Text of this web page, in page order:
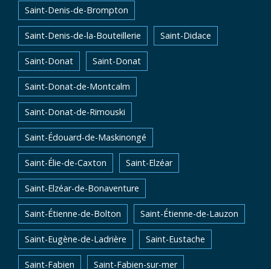
Saint-Denis-de-Brompton
Saint-Denis-de-la-Bouteillerie Saint-Didace
Saint-Donat Saint-Donat
Saint-Donat-de-Montcalm
Saint-Donat-de-Rimouski
Saint-Édouard-de-Maskinongé
Saint-Élie-de-Caxton Saint-Elzéar
Saint-Elzéar-de-Bonaventure
Saint-Étienne-de-Bolton Saint-Étienne-de-Lauzon
Saint-Eugène-de-Ladrière Saint-Eustache
Saint-Fabien Saint-Fabien-sur-mer